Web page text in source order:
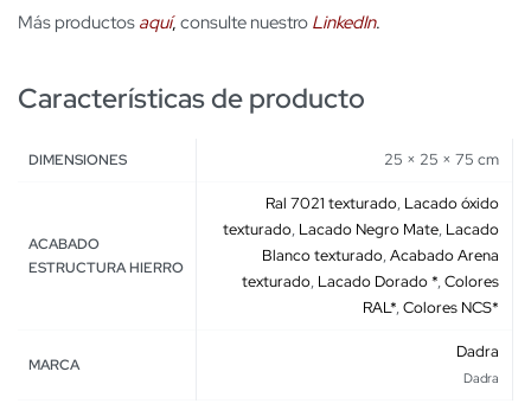
Más productos aquí, consulte nuestro LinkedIn.
Características de producto
DIMENSIONES 25 × 25 × 75 cm
ACABADO
ESTRUCTURA HIERRO
Ral 7021 texturado, Lacado óxido
texturado, Lacado Negro Mate, Lacado
Blanco texturado,Acabado Arena
texturado, Lacado Dorado *,Colores
RAL*,Colores NCS*
MARCA
Dadra
Dadra